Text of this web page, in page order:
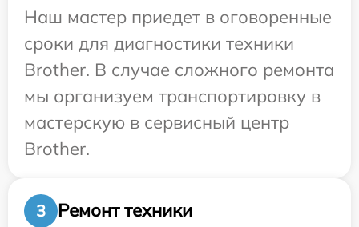
Наш мастер приедет в оговоренные
сроки для диагностики техники
Brother. В случае сложного ремонта
мы организуем транспортировку в
мастерскую в сервисный центр
Brother.
3 Ремонт техники